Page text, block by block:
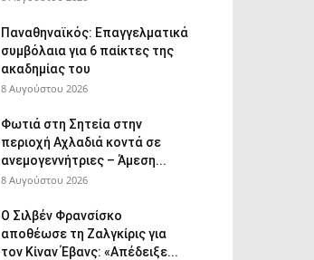
Παναθηναϊκός: Επαγγελματικά
συμβόλαια για 6 παίκτες της
ακαδημίας του
8 Αυγούστου 2026
Φωτιά στη Σητεία στην
περιοχή Αχλαδιά κοντά σε
ανεμογεννήτριες – Άμεση...
8 Αυγούστου 2026
Ο Σιλβέν Φρανσίσκο
αποθέωσε τη Ζαλγκίρις για
τον Κίναν Έβανς: «Απέδειξε...